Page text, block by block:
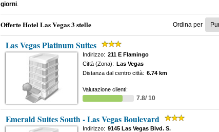
giorni.
Offerte Hotel Las Vegas 3 stelle Ordina per
Las Vegas Platinum Suites
Indirizzo: 211 E Flamingo
Città (Zona): Las Vegas
Distanza dal centro città: 6.74 km
Valutazione clienti:
7.8/ 10
Emerald Suites South - Las Vegas Boulevard
Indirizzo: 9145 Las Vegas Blvd. S.